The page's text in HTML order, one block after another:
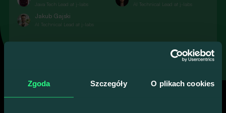
Zgoda Szczegóły O plikach cookies
Java Tech Lead at j-labs AI Technical Lead at j-labs
Jakub Gajski
AI Technical Lead at j-labs
Explore more
Talk4Devs guests
They’re the ones behind the quality of our